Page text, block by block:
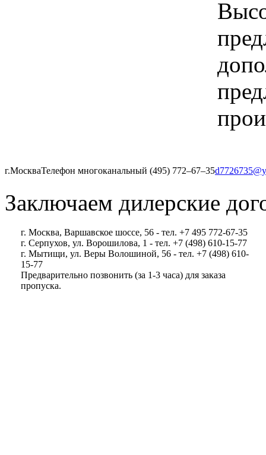
г.МоскваТелефон многоканальный (495) 772‒67‒35
Заключаем дилерские
г. Москва, Варшавское шоссе, 56 - тел. +7 495 772-67-35
г. Серпухов, ул. Ворошилова, 1 - тел. +7 (498) 610-15-77
г. Мытищи, ул. Веры Волошиной, 56 - тел. +7 (498) 610-
15-77
Предварительно позвонить (за 1-3 часа) для заказа
пропуска.